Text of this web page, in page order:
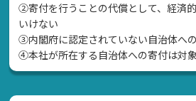
②寄付を行うことの代償として、経済
いけない
➂内閣府に認定されていない自治体へ
④本社が所在する自治体への寄付は対